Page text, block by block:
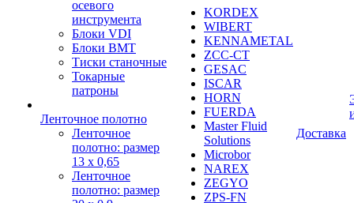
осевого
инструмента
Блоки VDI
Блоки BMT
Тиски станочные
Токарные
патроны
Ленточное полотно
Ленточное
полотно: размер
13 х 0,65
Ленточное
полотно: размер
KORDEX
WIBERT
KENNAMETAL
ZCC-CT
GESAC
ISCAR
HORN
FUERDA
Master Fluid
Solutions
Microbor
NAREX
ZEGYO
ZPS-FN
Доставка